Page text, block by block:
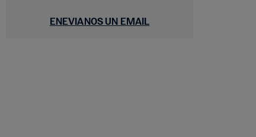
ENEVIANOS UN EMAIL